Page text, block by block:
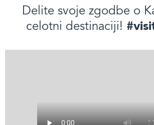
Delite svoje zgodbe o
celotni destinaciji!